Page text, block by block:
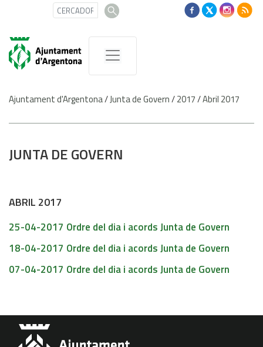
Ajuntament d'Argentona/Junta de Govern/2017/Abril 2017
JUNTA DE GOVERN
ABRIL 2017
25-04-2017 Ordre del dia i acords Junta de Govern
18-04-2017 Ordre del dia i acords Junta de Govern
07-04-2017 Ordre del dia i acords Junta de Govern